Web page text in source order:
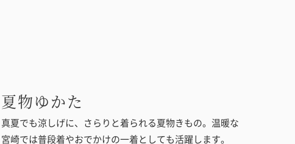
夏物ゆかた
真夏でも涼しげに、さらりと着られる夏物きもの。温暖な
宮崎では普段着やおでかけの一着としても活躍します。